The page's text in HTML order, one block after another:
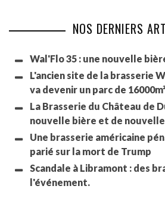
NOS DERNIERS
Wal'Flo 35 : une nouvelle
L'ancien site de la brasserie
va devenir un parc de 16000m²
La Brasserie du Château de
nouvelle bière et de
Une brasserie américaine
parié sur la mort de Trump
Scandale à Libramont : des
l'événement.